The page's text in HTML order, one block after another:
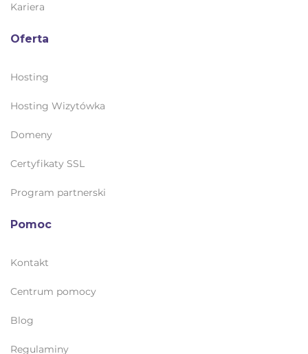
Kariera
Oferta
Hosting
Hosting Wizytówka
Domeny
Certyfikaty SSL
Program partnerski
Pomoc
Kontakt
Centrum pomocy
Blog
Regulaminy